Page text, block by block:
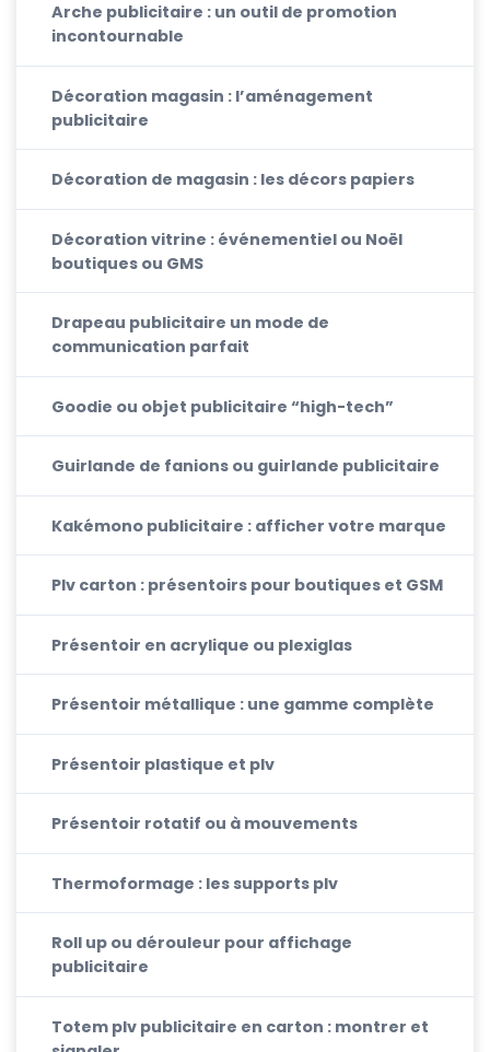
Arche publicitaire : un outil de promotion
incontournable
Décoration magasin : l’aménagement
publicitaire
Décoration de magasin : les décors papiers
Décoration vitrine : événementiel ou Noël
boutiques ou GMS
Drapeau publicitaire un mode de
communication parfait
Goodie ou objet publicitaire “high-tech”
Guirlande de fanions ou guirlande publicitaire
Kakémono publicitaire : afficher votre marque
Plv carton : présentoirs pour boutiques et GSM
Présentoir en acrylique ou plexiglas
Présentoir métallique : une gamme complète
Présentoir plastique et plv
Présentoir rotatif ou à mouvements
Thermoformage : les supports plv
Roll up ou dérouleur pour affichage
publicitaire
Totem plv publicitaire en carton : montrer et